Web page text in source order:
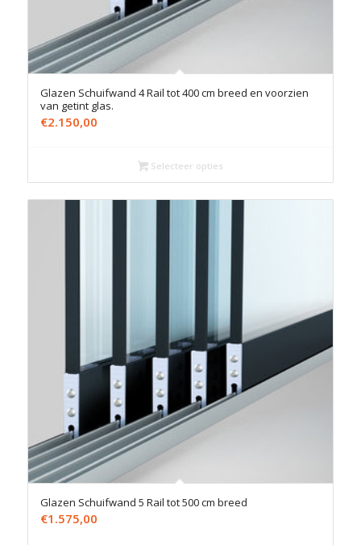
Glazen Schuifwand 4 Rail tot 400 cm breed en voorzien
van getint glas.
€2.150,00
Selecteer opties
Glazen Schuifwand 5 Rail tot 500 cm breed
€1.575,00